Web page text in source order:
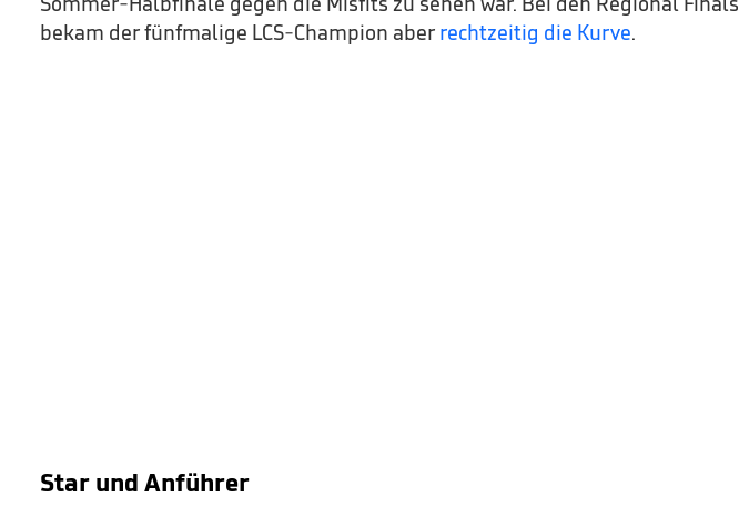
bekam der fünfmalige LCS-Champion aber rechtzeitig die Kurve.
Star und Anführer